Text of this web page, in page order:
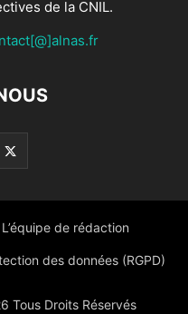
de la CNIL.
L’équipe de rédaction
des données (RGPD)
Tous Droits Réservés